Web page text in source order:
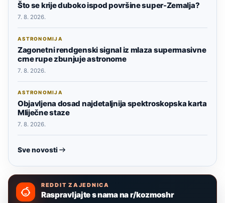
Što se krije duboko ispod površine super-Zemalja?
7. 8. 2026.
ASTRONOMIJA
Zagonetni rendgenski signal iz mlaza supermasivne
crne rupe zbunjuje astronome
7. 8. 2026.
ASTRONOMIJA
Objavljena dosad najdetaljnija spektroskopska karta
Mliječne staze
7. 8. 2026.
Sve novosti
REDDIT ZAJEDNICA
Raspravljajte s nama na r/kozmoshr